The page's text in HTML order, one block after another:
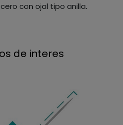
con ojal tipo anilla.
de interes